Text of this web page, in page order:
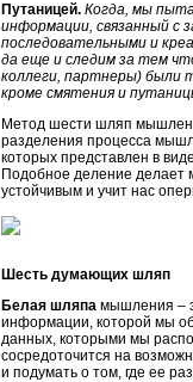
Путаницей. Когда, мы
информации, связанный с
последовательными и
да еще и следим за тем
коллеги, партнеры) были
кроме смятения и
Метод шести шляп
разделения процесса
которых представлен в
Подобное деление
устойчивым и учит нас
Шесть думающих шляп
Белая шляпа мышления –
информации, которой мы
данных, которыми мы
сосредоточится на
и подумать о том, где ее